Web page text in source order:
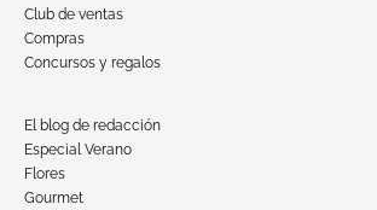
Club de ventas
Compras
Concursos y regalos
El blog de redacción
Especial Verano
Flores
Gourmet